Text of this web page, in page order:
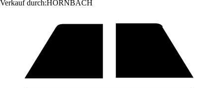
Verkauf durch:HORNBACH